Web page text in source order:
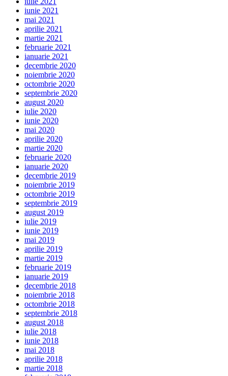
iunie 2021
mai 2021
aprilie 2021
martie 2021
februarie 2021
ianuarie 2021
decembrie 2020
noiembrie 2020
octombrie 2020
septembrie 2020
august 2020
iulie 2020
iunie 2020
mai 2020
aprilie 2020
martie 2020
februarie 2020
ianuarie 2020
decembrie 2019
noiembrie 2019
octombrie 2019
septembrie 2019
august 2019
iulie 2019
iunie 2019
mai 2019
aprilie 2019
martie 2019
februarie 2019
ianuarie 2019
decembrie 2018
noiembrie 2018
octombrie 2018
septembrie 2018
august 2018
iulie 2018
iunie 2018
mai 2018
aprilie 2018
martie 2018